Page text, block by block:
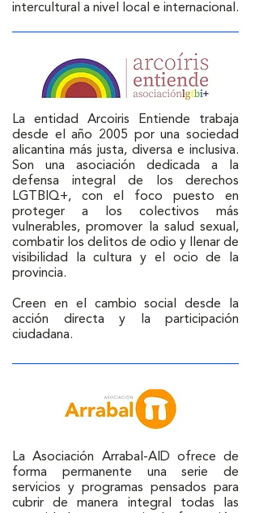
intercultural a nivel local e internacional.
La entidad Arcoiris Entiende trabaja
desde el año 2005 por una sociedad
alicantina más justa, diversa e inclusiva.
Son una asociación dedicada a la
defensa integral de los derechos
LGTBIQ+, con el foco puesto en
proteger a los colectivos más
vulnerables, promover la salud sexual,
combatir los delitos de odio y llenar de
visibilidad la cultura y el ocio de la
provincia.
Creen en el cambio social desde la
acción directa y la participación
ciudadana.
La Asociación Arrabal-AID ofrece de
forma permanente una serie de
servicios y programas pensados para
cubrir de manera integral todas las